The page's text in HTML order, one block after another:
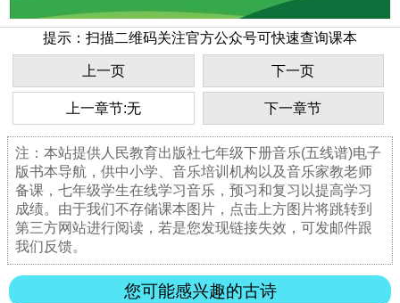
提示：扫描二维码关注官方公众号可快速查询课本
上一页 下一页
上一章节:无 下一章节
注：本站提供人民教育出版社七年级下册音乐(五线谱)电子
版书本导航，供中小学、音乐培训机构以及音乐家教老师
备课，七年级学生在线学习音乐，预习和复习以提高学习
成绩。由于我们不存储课本图片，点击上方图片将跳转到
第三方网站进行阅读，若是您发现链接失效，可发邮件跟
我们反馈。
您可能感兴趣的古诗